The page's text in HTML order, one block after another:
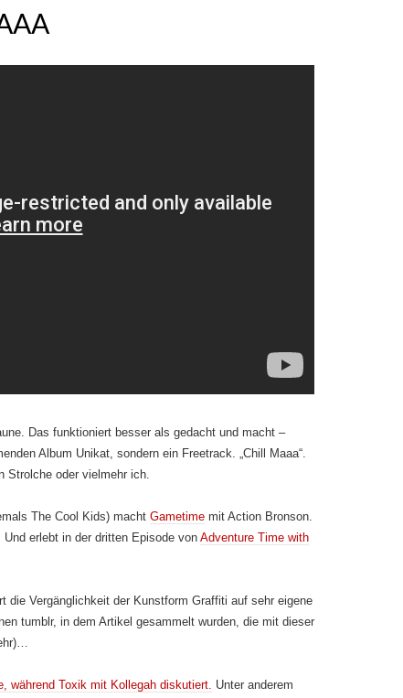
Das funktioniert besser als gedacht und macht –
Album Unikat, sondern ein Freetrack. „Chill Maaa“.
Strolche oder vielmehr ich.
The Cool Kids) macht Gametime mit Action Bronson.
erlebt in der dritten Episode von Adventure Time with
die Vergänglichkeit der Kunstform Graffiti auf sehr eigene
tumblr, in dem Artikel gesammelt wurden, die mit dieser
während Toxik mit Kollegah diskutiert. Unter anderem